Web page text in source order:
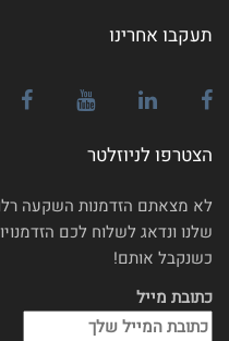
תעקבו אחרינו
הצטרפו לניוזלטר
לא מצאתם הזדמנות השקעה
שלנו ונדאג לשלוח לכם
כשנקבל אותם!
כתובת מייל